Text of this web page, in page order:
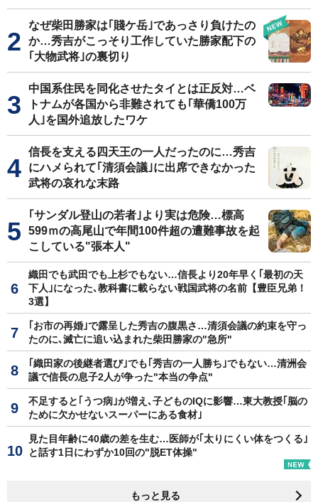
なぜ柴田勝家は｢賤ケ岳｣であっさり負けたの
か…秀吉がこっそり工作していた勝家配下の
｢大物武将｣の裏切り
中国系住民を同化させたタイとは正反対…ベ
トナムが各国から非難されても｢華僑100万
人｣を国外追放したワケ
信長を支える四天王の一人だったのに…秀吉
にハメられて｢清須会議｣に出席できなかった
武将の哀れな末路
｢サンダル登山の若者｣より実は危険…標高
599ｍの高尾山で年間100件超の遭難事故を起
こしている"張本人"
織田でも武田でも上杉でもない…信長より20年早く｢最初の天
下人｣になった､教科書に載らない戦国武将の名前【豊臣兄弟！
3選】
｢お市の再婚｣で露呈した秀吉の腹黒さ…清須会議の約束を守っ
たのに､滅亡に追い込まれた柴田勝家の"急所"
｢織田家の後継者選び｣でも｢秀吉の一人勝ち｣でもない…清洲会
議で信長の息子2人が争った"本当の争点"
不足すると｢うつ病｣が増え､子どものIQに影響…東大教授｢脳の
ために欠かせないスーパーにある食材｣
見た目年齢に40歳の差を生む…医師が｢太りにくい体をつくる｣
と話す1日にわずか10回の"脱ET体操"
もっと見る